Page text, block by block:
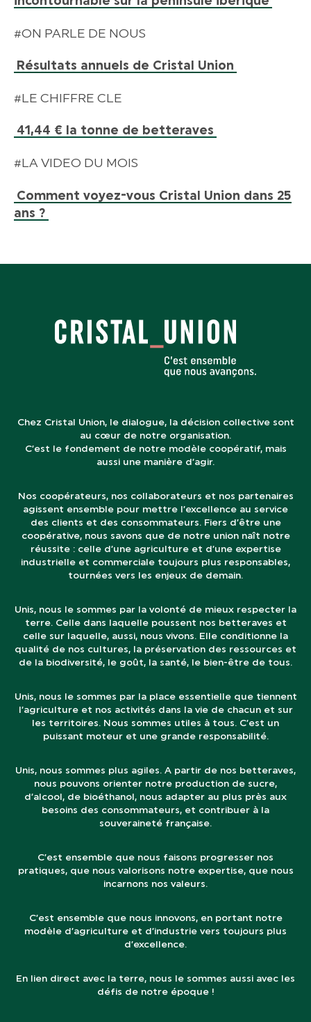
#ON PARLE DE NOUS
Résultats annuels de Cristal Union
#LE CHIFFRE CLE
41,44 € la tonne de betteraves
#LA VIDEO DU MOIS
Comment voyez-vous Cristal Union dans 25
ans ?
Chez Cristal Union, le dialogue, la décision collective sont
au cœur de notre organisation.
C’est le fondement de notre modèle coopératif, mais
aussi une manière d’agir.
Nos coopérateurs, nos collaborateurs et nos partenaires
agissent ensemble pour mettre l’excellence au service
des clients et des consommateurs. Fiers d’être une
coopérative, nous savons que de notre union naît notre
réussite : celle d’une agriculture et d’une expertise
industrielle et commerciale toujours plus responsables,
tournées vers les enjeux de demain.
Unis, nous le sommes par la volonté de mieux respecter la
terre. Celle dans laquelle poussent nos betteraves et
celle sur laquelle, aussi, nous vivons. Elle conditionne la
qualité de nos cultures, la préservation des ressources et
de la biodiversité, le goût, la santé, le bien-être de tous.
Unis, nous le sommes par la place essentielle que tiennent
l’agriculture et nos activités dans la vie de chacun et sur
les territoires. Nous sommes utiles à tous. C’est un
puissant moteur et une grande responsabilité.
Unis, nous sommes plus agiles. A partir de nos betteraves,
nous pouvons orienter notre production de sucre,
d’alcool, de bioéthanol, nous adapter au plus près aux
besoins des consommateurs, et contribuer à la
souveraineté française.
C’est ensemble que nous faisons progresser nos
pratiques, que nous valorisons notre expertise, que nous
incarnons nos valeurs.
C’est ensemble que nous innovons, en portant notre
modèle d’agriculture et d’industrie vers toujours plus
d’excellence.
En lien direct avec la terre, nous le sommes aussi avec les
défis de notre époque !